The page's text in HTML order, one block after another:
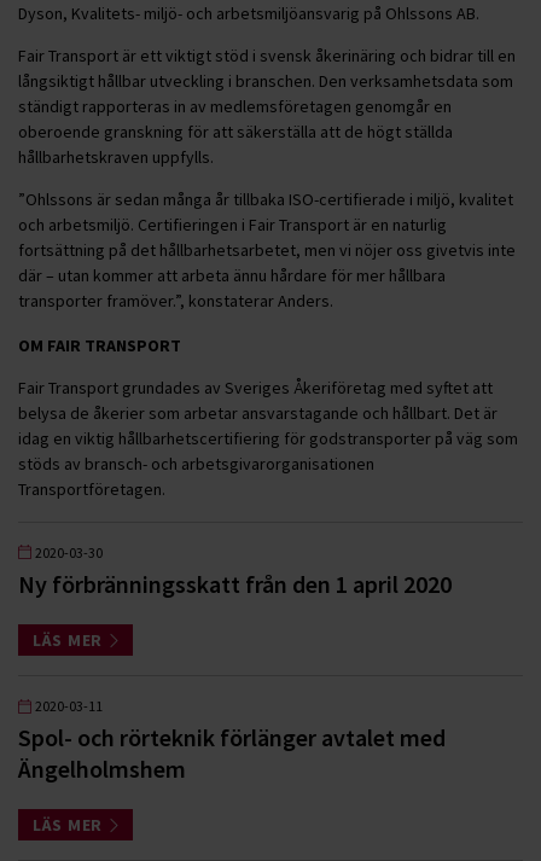
Dyson, Kvalitets- miljö- och arbetsmiljöansvarig på Ohlssons AB.
Fair Transport är ett viktigt stöd i svensk åkerinäring och bidrar till en
långsiktigt hållbar utveckling i branschen. Den verksamhetsdata som
ständigt rapporteras in av medlemsföretagen genomgår en
oberoende granskning för att säkerställa att de högt ställda
hållbarhetskraven uppfylls.
”Ohlssons är sedan många år tillbaka ISO-certifierade i miljö, kvalitet
och arbetsmiljö. Certifieringen i Fair Transport är en naturlig
fortsättning på det hållbarhetsarbetet, men vi nöjer oss givetvis inte
där – utan kommer att arbeta ännu hårdare för mer hållbara
transporter framöver.”, konstaterar Anders.
OM FAIR TRANSPORT
Fair Transport grundades av Sveriges Åkeriföretag med syftet att
belysa de åkerier som arbetar ansvarstagande och hållbart. Det är
idag en viktig hållbarhetscertifiering för godstransporter på väg som
stöds av bransch- och arbetsgivarorganisationen
Transportföretagen.
2020-03-30
Ny förbränningsskatt från den 1 april 2020
LÄS MER
2020-03-11
Spol- och rörteknik förlänger avtalet med
Ängelholmshem
LÄS MER